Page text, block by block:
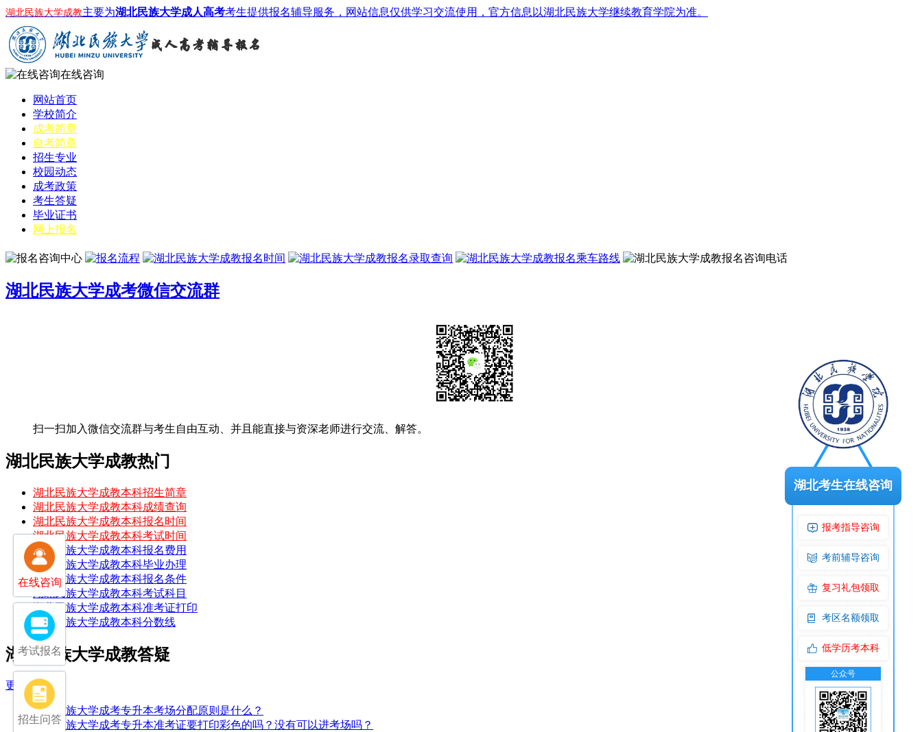
湖北民族大学成教主要为湖北民族大学成人高考考生提供报名辅导服务，网站信息仅供学习交流使用，官方信息以湖北民族大学继续教育学院为准。
在线咨询
网站首页
学校简介
成考简章
自考简章
招生专业
校园动态
成考政策
考生答疑
毕业证书
网上报名
湖北民族大学成考微信交流群
扫一扫加入微信交流群与考生自由互动、并且能直接与资深老师进行交流、解答。
湖北民族大学成教热门
湖北民族大学成教本科招生简章
湖北民族大学成教本科成绩查询
湖北民族大学成教本科报名时间
湖北民族大学成教本科考试时间
湖北民族大学成教本科报名费用
湖北民族大学成教本科毕业办理
湖北民族大学成教本科报名条件
湖北民族大学成教本科考试科目
湖北民族大学成教本科准考证打印
湖北民族大学成教本科分数线
湖北民族大学成教答疑
更多>>
湖北民族大学成考专升本考场分配原则是什么？
湖北民族大学成考专升本准考证要打印彩色的吗？没有可以进考场吗？
在线咨询
考试报名
招生问答
湖北考生在线咨询
报考指导咨询
考前辅导咨询
复习礼包领取
考区名额领取
低学历考本科
公众号